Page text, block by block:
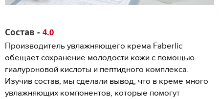
Состав - 4.0
Производитель увлажняющего крема Faberlic
обещает сохранение молодости кожи с помощью
гиалуроновой кислоты и пептидного комплекса.
Изучив состав, мы сделали вывод, что в креме много
увлажняющих компонентов, которые помогут